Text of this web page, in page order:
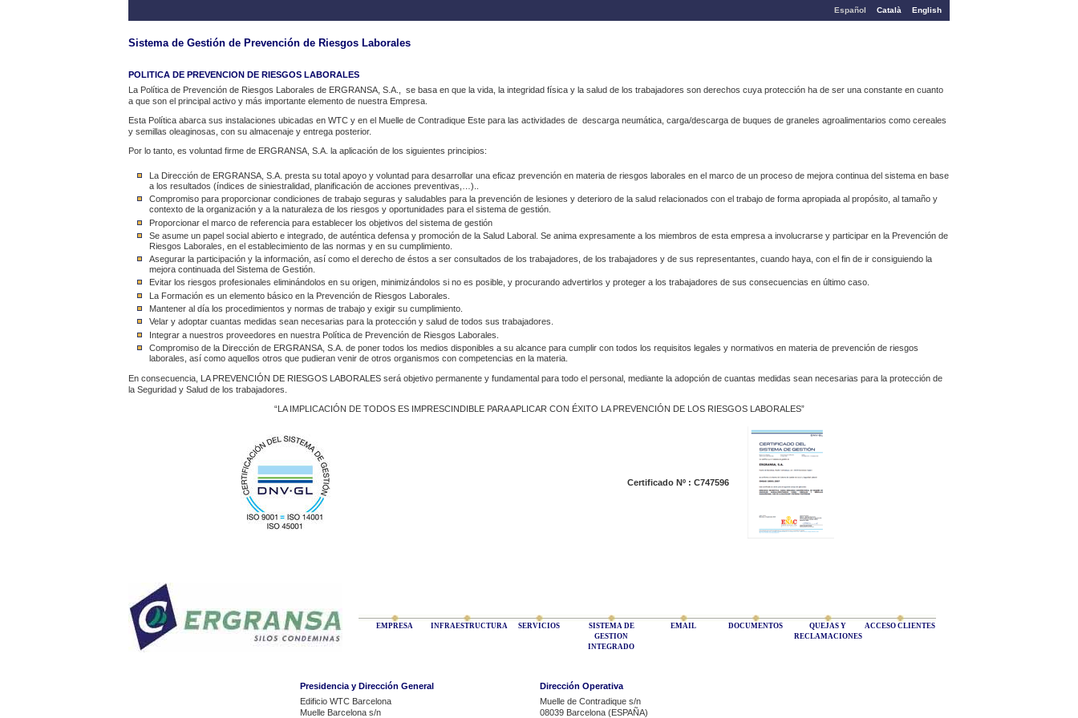
Español Català English
Sistema de Gestión de Prevención de Riesgos Laborales
POLITICA DE PREVENCION DE RIESGOS LABORALES
La Política de Prevención de Riesgos Laborales de ERGRANSA, S.A., se basa en que la vida, la integridad física y la salud de los trabajadores son derechos cuya protección ha de ser una constante en cuanto
a que son el principal activo y más importante elemento de nuestra Empresa.
Esta Política abarca sus instalaciones ubicadas en WTC y en el Muelle de Contradique Este para las actividades de descarga neumática, carga/descarga de buques de graneles agroalimentarios como cereales
y semillas oleaginosas, con su almacenaje y entrega posterior.
Por lo tanto, es voluntad firme de ERGRANSA, S.A. la aplicación de los siguientes principios:
La Dirección de ERGRANSA, S.A. presta su total apoyo y voluntad para desarrollar una eficaz prevención en materia de riesgos laborales en el marco de un proceso de mejora continua del sistema en base
a los resultados (índices de siniestralidad, planificación de acciones preventivas,…)..
Compromiso para proporcionar condiciones de trabajo seguras y saludables para la prevención de lesiones y deterioro de la salud relacionados con el trabajo de forma apropiada al propósito, al tamaño y
contexto de la organización y a la naturaleza de los riesgos y oportunidades para el sistema de gestión.
Proporcionar el marco de referencia para establecer los objetivos del sistema de gestión
Se asume un papel social abierto e integrado, de auténtica defensa y promoción de la Salud Laboral. Se anima expresamente a los miembros de esta empresa a involucrarse y participar en la Prevención de
Riesgos Laborales, en el establecimiento de las normas y en su cumplimiento.
Asegurar la participación y la información, así como el derecho de éstos a ser consultados de los trabajadores, de los trabajadores y de sus representantes, cuando haya, con el fin de ir consiguiendo la
mejora continuada del Sistema de Gestión.
Evitar los riesgos profesionales eliminándolos en su origen, minimizándolos si no es posible, y procurando advertirlos y proteger a los trabajadores de sus consecuencias en último caso.
La Formación es un elemento básico en la Prevención de Riesgos Laborales.
Mantener al día los procedimientos y normas de trabajo y exigir su cumplimiento.
Velar y adoptar cuantas medidas sean necesarias para la protección y salud de todos sus trabajadores.
Integrar a nuestros proveedores en nuestra Política de Prevención de Riesgos Laborales.
Compromiso de la Dirección de ERGRANSA, S.A. de poner todos los medios disponibles a su alcance para cumplir con todos los requisitos legales y normativos en materia de prevención de riesgos
laborales, así como aquellos otros que pudieran venir de otros organismos con competencias en la materia.
En consecuencia, LA PREVENCIÓN DE RIESGOS LABORALES será objetivo permanente y fundamental para todo el personal, mediante la adopción de cuantas medidas sean necesarias para la protección de
la Seguridad y Salud de los trabajadores.
“LA IMPLICACIÓN DE TODOS ES IMPRESCINDIBLE PARA APLICAR CON ÉXITO LA PREVENCIÓN DE LOS RIESGOS LABORALES”
Certificado Nº : C747596
EMPRESA INFRAESTRUCTURA SERVICIOS
SISTEMA DE
GESTION
INTEGRADO
EMAIL DOCUMENTOS
QUEJAS Y
RECLAMACIONES
ACCESO CLIENTES
Presidencia y Dirección General
Edificio WTC Barcelona
Muelle Barcelona s/n
Dirección Operativa
Muelle de Contradique s/n
08039 Barcelona (ESPAÑA)